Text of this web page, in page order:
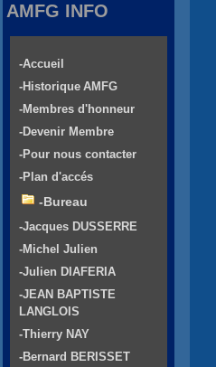
AMFG INFO
-Accueil
-Historique AMFG
-Membres d'honneur
-Devenir Membre
-Pour nous contacter
-Plan d'accés
-Bureau
-Jacques DUSSERRE
-Michel Julien
-Julien DIAFERIA
-JEAN BAPTISTE
LANGLOIS
-Thierry NAY
-Bernard BERISSET